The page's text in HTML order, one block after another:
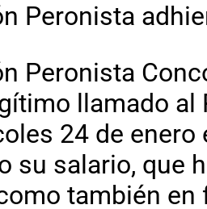
Peronista
Peronista
llamado
24 de
su salario, que
también